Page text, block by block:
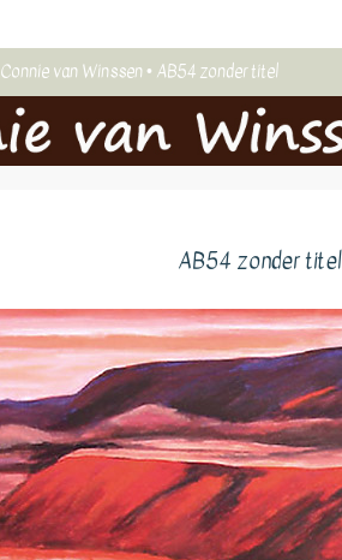
Connie van Winssen AB54 zonder titel
AB54 zonder titel